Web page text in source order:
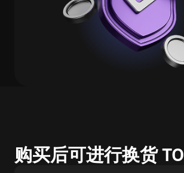
购买后可进行换货